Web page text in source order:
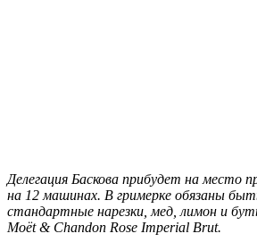
Делегация Баскова прибудет на место
на 12 машинах. В гримерке обязаны
стандартные нарезки, мед, лимон и
Moët & Chandon Rose Imperial Brut.